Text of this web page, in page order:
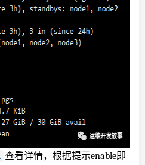
查看详情，根据提示enable即